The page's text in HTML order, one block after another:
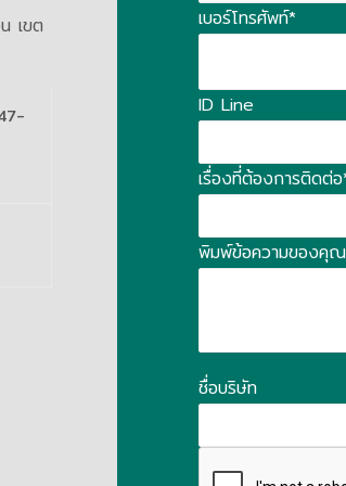
เขต
เบอร์โทรศัพท์*
ID Line
เรื่องที่ต้องการติดต่
พิมพ์ข้อความของคุ
ชื่อบริษัท